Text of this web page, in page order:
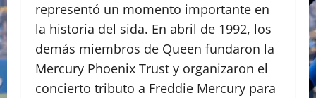
representó un momento importante en
la historia del sida. En abril de 1992, los
demás miembros de Queen fundaron la
Mercury Phoenix Trust y organizaron el
concierto tributo a Freddie Mercury para